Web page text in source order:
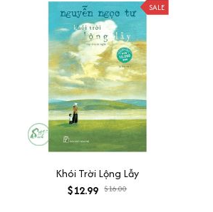
SALE
Khói Trời Lộng Lẫy
$12.99 $16.00